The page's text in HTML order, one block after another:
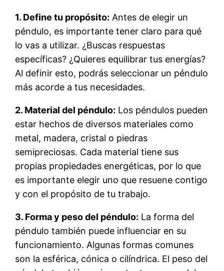
1. Define tu propósito: Antes de elegir un
péndulo, es importante tener claro para qué
lo vas a utilizar. ¿Buscas respuestas
específicas? ¿Quieres equilibrar tus energías?
Al definir esto, podrás seleccionar un péndulo
más acorde a tus necesidades.
2. Material del péndulo: Los péndulos pueden
estar hechos de diversos materiales como
metal, madera, cristal o piedras
semipreciosas. Cada material tiene sus
propias propiedades energéticas, por lo que
es importante elegir uno que resuene contigo
y con el propósito de tu trabajo.
3. Forma y peso del péndulo: La forma del
péndulo también puede influenciar en su
funcionamiento. Algunas formas comunes
son la esférica, cónica o cilíndrica. El peso del